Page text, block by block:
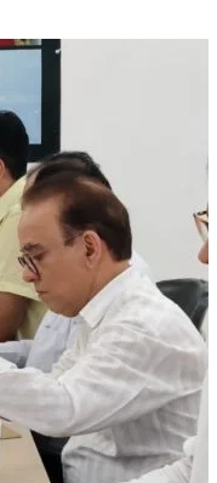
News,
Latest
News